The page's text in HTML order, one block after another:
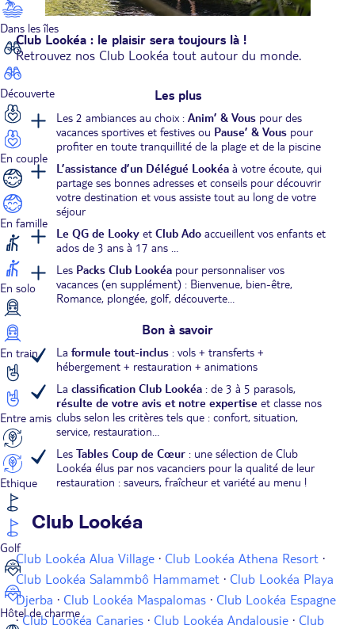
Dans les îles
Découverte
En couple
En famille
En solo
En train
Entre amis
Ethique
Golf
Hôtel de charme
Club Lookéa : le plaisir sera toujours là !
Retrouvez nos Club Lookéa tout autour du monde.
Les plus
Les 2 ambiances au choix : Anim’ & Vous pour des
vacances sportives et festives ou Pause’ & Vous pour
profiter en toute tranquillité de la plage et de la piscine
L’assistance d’un Délégué Lookéa à votre écoute, qui
partage ses bonnes adresses et conseils pour découvrir
votre destination et vous assiste tout au long de votre
séjour
Le QG de Looky et Club Ado accueillent vos enfants et
ados de 3 ans à 17 ans …
Les Packs Club Lookéa pour personnaliser vos
vacances (en supplément) : Bienvenue, bien-être,
Romance, plongée, golf, découverte…
Bon à savoir
La formule tout-inclus : vols + transferts +
hébergement + restauration + animations
La classification Club Lookéa : de 3 à 5 parasols,
résulte de votre avis et notre expertise et classe nos
clubs selon les critères tels que : confort, situation,
service, restauration…
Les Tables Coup de Cœur : une sélection de Club
Lookéa élus par nos vacanciers pour la qualité de leur
restauration : saveurs, fraîcheur et variété au menu !
Club Lookéa
Club Lookéa Alua Village · Club Lookéa Athena Resort ·
Club Lookéa Salammbô Hammamet · Club Lookéa Playa
Djerba · Club Lookéa Maspalomas · Club Lookéa Espagne
·Club Lookéa Canaries · Club Lookéa Andalousie · Club